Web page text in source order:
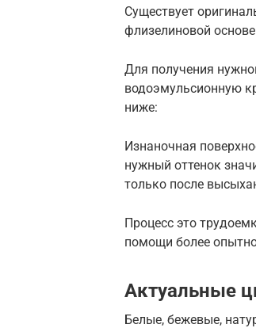
Существует
флизелиновой
Для получения
водоэмульсионную
ниже:
Изнаночная
нужный оттенок
только после
Процесс это
помощи более
Актуальные
Белые, бежевые,